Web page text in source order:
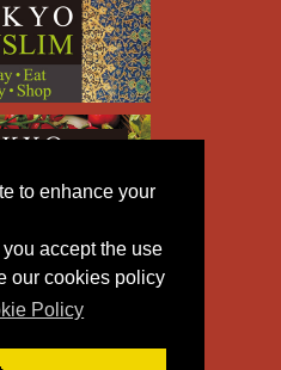
to enhance your
accept the use
our cookies policy
Policy